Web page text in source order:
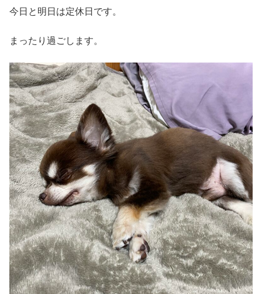
今日と明日は定休日です。
まったり過ごします。